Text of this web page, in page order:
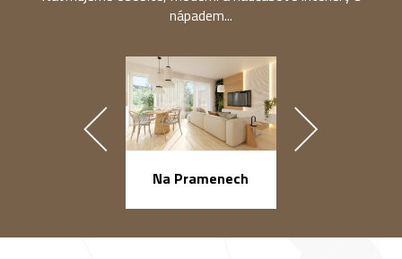
nápadem...
Na Pramenech